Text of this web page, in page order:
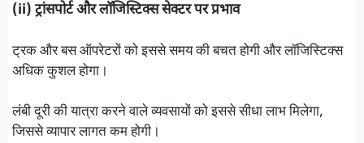
(ii) ट्रांसपोर्ट और लॉजिस्टिक्स सेक्टर पर प्रभाव
ट्रक और बस ऑपरेटरों को इससे समय की बचत होगी और लॉजिस्टिक्स
अधिक कुशल होगा।
लंबी दूरी की यात्रा करने वाले व्यवसायों को इससे सीधा लाभ मिलेगा,
जिससे व्यापार लागत कम होगी।